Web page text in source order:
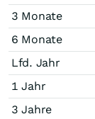
3 Monate
6 Monate
Lfd. Jahr
1 Jahr
3 Jahre